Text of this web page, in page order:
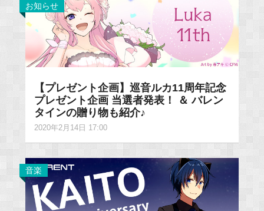
お知らせ
【プレゼント企画】巡音ルカ11周年記念
プレゼント企画 当選者発表！ ＆ バレン
タインの贈り物も紹介♪
2020年2月14日 17:00
音楽